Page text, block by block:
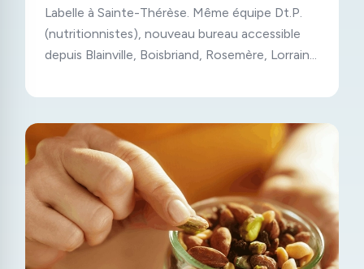
Labelle à Sainte-Thérèse. Même équipe Dt.P.
(nutritionnistes), nouveau bureau accessible
depuis Blainville, Boisbriand, Rosemère, Lorraine